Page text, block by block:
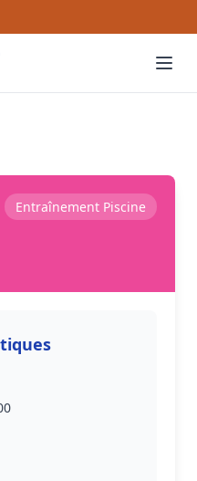
Entraînement Piscine